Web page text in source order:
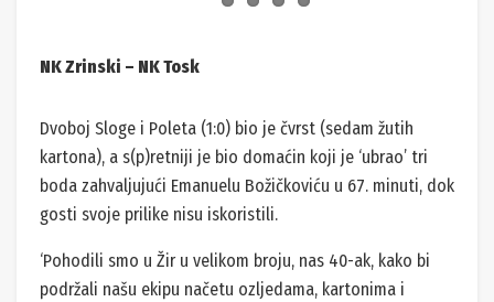
NK Zrinski – NK Tosk
Dvoboj Sloge i Poleta (1:0) bio je čvrst (sedam žutih
kartona), a s(p)retniji je bio domaćin koji je ‘ubrao’ tri
boda zahvaljujući Emanuelu Božičkoviću u 67. minuti, dok
gosti svoje prilike nisu iskoristili.
‘Pohodili smo u Žir u velikom broju, nas 40-ak, kako bi
podržali našu ekipu načetu ozljedama, kartonima i